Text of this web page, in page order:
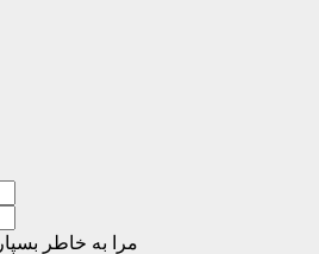
مرا به خاطر بسپار